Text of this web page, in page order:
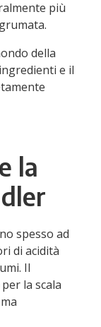
più
della
e il
la
spesso ad
di acidità
Il
la scala